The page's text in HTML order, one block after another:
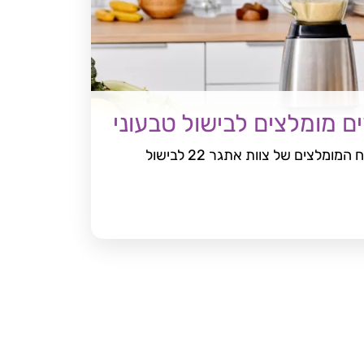
מומלצים לבישול טבעוני
רשימת האביזרים וכלי המטבח המומלצים של צוות אתגר 22 לבישול